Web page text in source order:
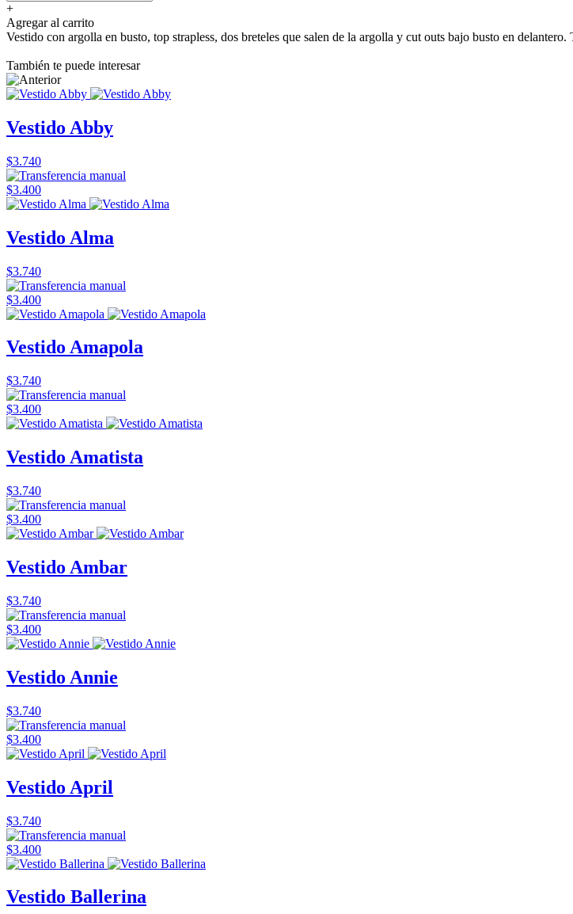
+
Agregar al carrito
Vestido con argolla en busto, top strapless, dos breteles que salen de la argolla y cut outs bajo busto en
También te puede interesar
Vestido Abby
$3.740
$3.400
Vestido Alma
$3.740
$3.400
Vestido Amapola
$3.740
$3.400
Vestido Amatista
$3.740
$3.400
Vestido Ambar
$3.740
$3.400
Vestido Annie
$3.740
$3.400
Vestido April
$3.740
$3.400
Vestido Ballerina